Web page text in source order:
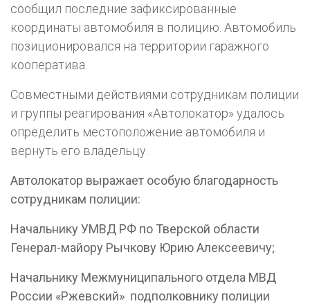
сообщил последние зафиксированные
координаты автомобиля в полицию. Автомобиль
позиционировался на территории гаражного
кооператива.
Совместными действиями сотрудникам полиции
и группы реагирования «Автолокатор» удалось
определить местоположение автомобиля и
вернуть его владельцу.
Автолокатор выражает особую благодарность
сотрудникам полиции:
Начальнику УМВД РФ по Тверской области
Генерал-майору Рычкову Юрию Алексеевичу;
Начальнику Межмуниципального отдела МВД
России «Ржевский» подполковнику полиции